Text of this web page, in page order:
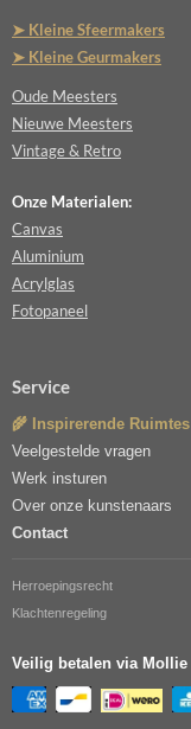
➤ Kleine Sfeermakers
➤ Kleine Geurmakers
Oude Meesters
Nieuwe Meesters
Vintage & Retro
Onze Materialen:
Canvas
Aluminium
Acrylglas
Fotopaneel
Service
🌾 Inspirerende Ruimtes
Veelgestelde vragen
Werk insturen
Over onze kunstenaars
Contact
Herroepingsrecht
Klachtenregeling
Veilig betalen via Mollie